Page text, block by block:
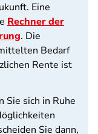
Eine
Rechner der
. Die
Bedarf
Rente ist
Sie sich in Ruhe
Sie dann,